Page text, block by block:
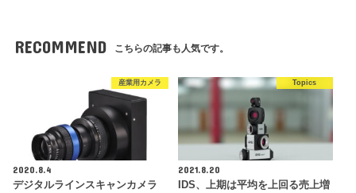
RECOMMEND こちらの記事も人気です。
産業用カメラ
2020.8.4
デジタルラインスキャンカメラ
Topics
2021.8.20
IDS、上期は平均を上回る売上増